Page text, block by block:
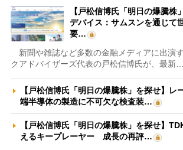
【戸松信博氏「明日の爆騰株
デバイス：サムスンを通じて
要…
新聞や雑誌など多数の金融メディアに出演
クアドバイザーズ代表の戸松信博氏が、最新…
【戸松信博氏「明日の爆騰株」を探せ】レ
端半導体の製造に不可欠な検査装…
【戸松信博氏「明日の爆騰株」を探せ】
えるキープレーヤー 成長の再評…